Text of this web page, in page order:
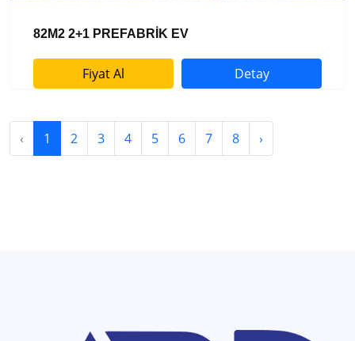
82M2 2+1 PREFABRİK EV
Fiyat Al Detay
‹ 1 2 3 4 5 6 7 8 ›